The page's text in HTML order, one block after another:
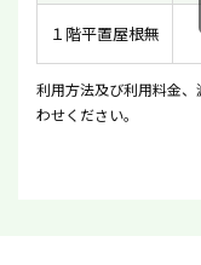
１階平置屋根無
利用方法及び利用料金
わせください。